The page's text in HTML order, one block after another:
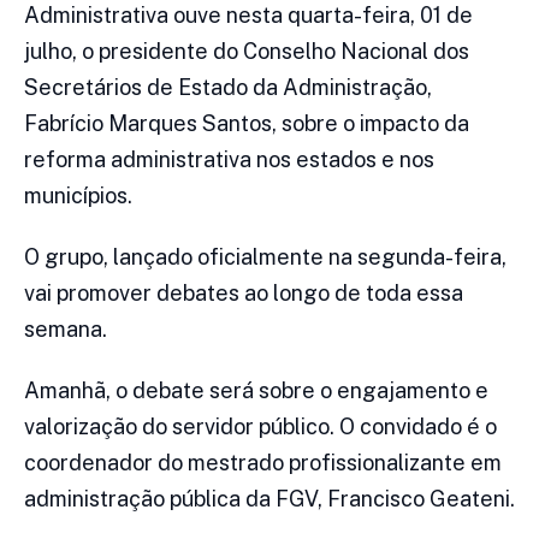
Administrativa ouve nesta quarta-feira, 01 de
julho, o presidente do Conselho Nacional dos
Secretários de Estado da Administração,
Fabrício Marques Santos, sobre o impacto da
reforma administrativa nos estados e nos
municípios.
O grupo, lançado oficialmente na segunda-feira,
vai promover debates ao longo de toda essa
semana.
Amanhã, o debate será sobre o engajamento e
valorização do servidor público. O convidado é o
coordenador do mestrado profissionalizante em
administração pública da FGV, Francisco Geateni.